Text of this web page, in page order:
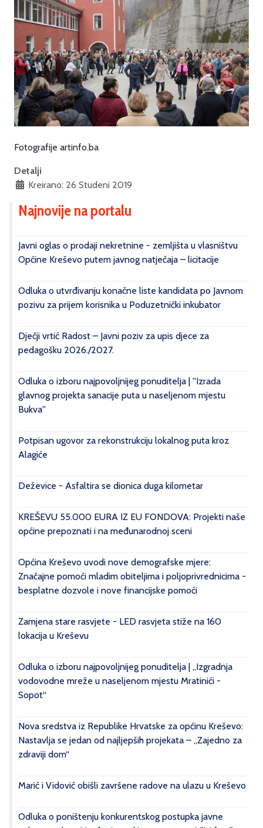
Fotografije artinfo.ba
Detalji
Kreirano: 26 Studeni 2019
Najnovije na portalu
Javni oglas o prodaji nekretnine - zemljišta u vlasništvu
Općine Kreševo putem javnog natječaja – licitacije
Odluka o utvrđivanju konačne liste kandidata po Javnom
pozivu za prijem korisnika u Poduzetnički inkubator
Dječji vrtić Radost – Javni poziv za upis djece za
pedagošku 2026./2027.
Odluka o izboru najpovoljnijeg ponuditelja | ''Izrada
glavnog projekta sanacije puta u naseljenom mjestu
Bukva''
Potpisan ugovor za rekonstrukciju lokalnog puta kroz
Alagiće
Deževice - Asfaltira se dionica duga kilometar
KREŠEVU 55.000 EURA IZ EU FONDOVA: Projekti naše
općine prepoznati i na međunarodnoj sceni
Općina Kreševo uvodi nove demografske mjere:
Značajne pomoći mladim obiteljima i poljoprivrednicima -
besplatne dozvole i nove financijske pomoći
Zamjena stare rasvjete - LED rasvjeta stiže na 160
lokacija u Kreševu
Odluka o izboru najpovoljnijeg ponuditelja | „Izgradnja
vodovodne mreže u naseljenom mjestu Mratinići -
Sopot“
Nova sredstva iz Republike Hrvatske za općinu Kreševo:
Nastavlja se jedan od najljepših projekata – „Zajedno za
zdraviji dom“
Marić i Vidović obišli završene radove na ulazu u Kreševo
Odluka o poništenju konkurentskog postupka javne